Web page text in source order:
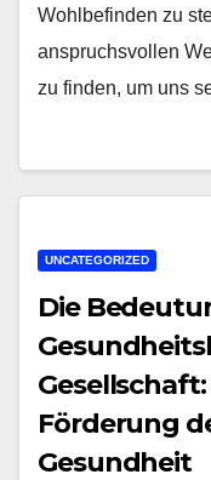
Wohlbefinden zu
anspruchsvollen
zu finden, um uns
UNCATEGORIZED
Die
Förderung
Gesundheit